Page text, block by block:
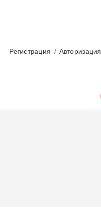
Регистрация Авторизация